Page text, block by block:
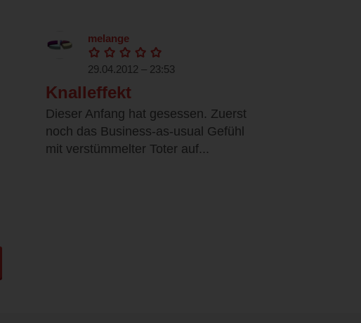
melange
29.04.2012 – 23:53
Knalleffekt
Dieser Anfang hat gesessen. Zuerst
noch das Business-as-usual Gefühl
mit verstümmelter Toter auf...